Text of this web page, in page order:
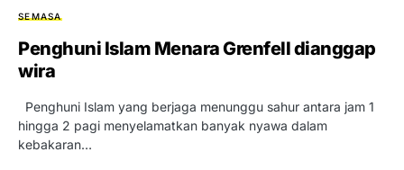
SEMASA
Penghuni Islam Menara Grenfell dianggap
wira
Penghuni Islam yang berjaga menunggu sahur antara jam 1
hingga 2 pagi menyelamatkan banyak nyawa dalam
kebakaran…